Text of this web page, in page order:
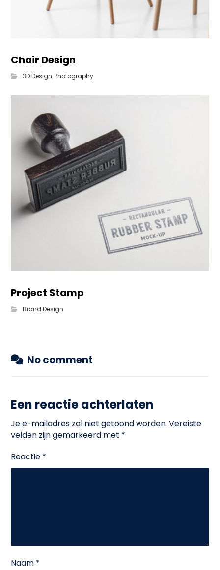
Chair Design
3D Design,Photography
Project Stamp
Brand Design
No comment
Een reactie achterlaten
Je e-mailadres zal niet getoond worden. Vereiste
velden zijn gemarkeerd met *
Reactie *
Naam *